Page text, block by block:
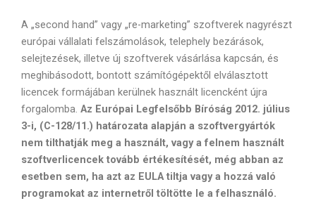
A „second hand” vagy „re-marketing” szoftverek nagyrészt
európai vállalati felszámolások, telephely bezárások,
selejtezések, illetve új szoftverek vásárlása kapcsán, és
meghibásodott, bontott számítógépektől elválasztott
licencek formájában kerülnek használt licencként újra
forgalomba. Az Európai Legfelsőbb Bíróság 2012. július
3-i, (C-128/11.) határozata alapján a szoftvergyártók
nem tilthatják meg a használt, vagy a felnem használt
szoftverlicencek tovább értékesítését, még abban az
esetben sem, ha azt az EULA tiltja vagy a hozzá való
programokat az internetről töltötte le a felhasználó.